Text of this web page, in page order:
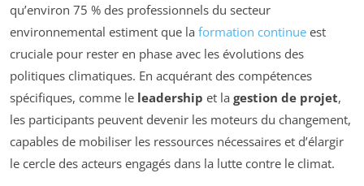
qu’environ 75 % des professionnels du secteur
environnemental estiment que la formation continue est
cruciale pour rester en phase avec les évolutions des
politiques climatiques. En acquérant des compétences
spécifiques, comme le leadership et la gestion de projet,
les participants peuvent devenir les moteurs du changement,
capables de mobiliser les ressources nécessaires et d’élargir
le cercle des acteurs engagés dans la lutte contre le climat.